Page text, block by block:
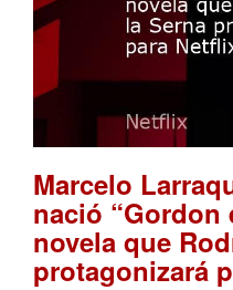
Marcelo
nació
novela que
protagonizará